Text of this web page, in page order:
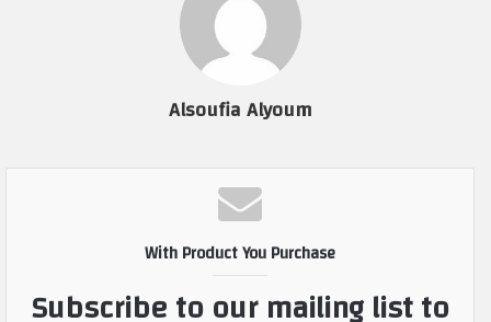
Alsoufia Alyoum
With Product You Purchase
Subscribe to our mailing list to